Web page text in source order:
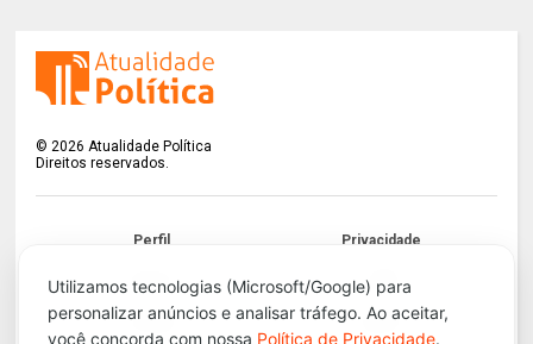
Utilizamos tecnologias (Microsoft/Google) para
personalizar anúncios e analisar tráfego. Ao aceitar,
você concorda com nossa Política de Privacidade.
© 2026 Atualidade Política
Direitos reservados.
Perfil Privacidade
Termos LGPD
Contato Apoie!